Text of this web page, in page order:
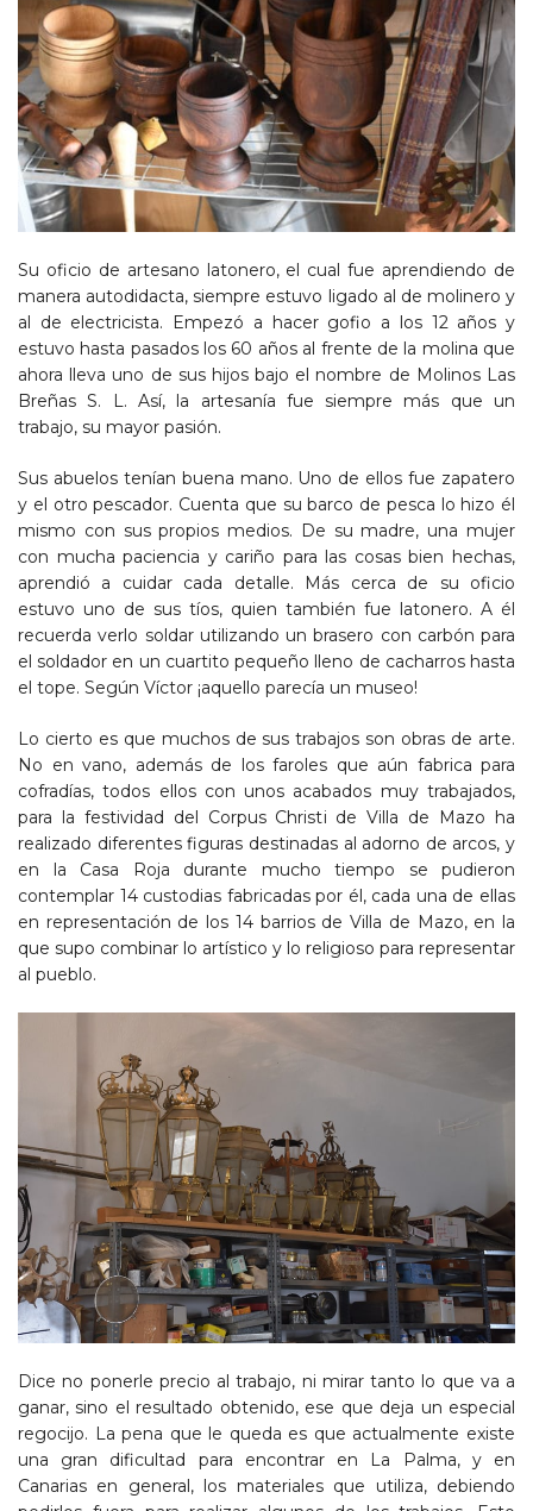
Su oficio de artesano latonero, el cual fue aprendiendo de
manera autodidacta, siempre estuvo ligado al de molinero y
al de electricista. Empezó a hacer gofio a los 12 años y
estuvo hasta pasados los 60 años al frente de la molina que
ahora lleva uno de sus hijos bajo el nombre de Molinos Las
Breñas S. L. Así, la artesanía fue siempre más que un
trabajo, su mayor pasión.
Sus abuelos tenían buena mano. Uno de ellos fue zapatero
y el otro pescador. Cuenta que su barco de pesca lo hizo él
mismo con sus propios medios. De su madre, una mujer
con mucha paciencia y cariño para las cosas bien hechas,
aprendió a cuidar cada detalle. Más cerca de su oficio
estuvo uno de sus tíos, quien también fue latonero. A él
recuerda verlo soldar utilizando un brasero con carbón para
el soldador en un cuartito pequeño lleno de cacharros hasta
el tope. Según Víctor ¡aquello parecía un museo!
Lo cierto es que muchos de sus trabajos son obras de arte.
No en vano, además de los faroles que aún fabrica para
cofradías, todos ellos con unos acabados muy trabajados,
para la festividad del Corpus Christi de Villa de Mazo ha
realizado diferentes figuras destinadas al adorno de arcos, y
en la Casa Roja durante mucho tiempo se pudieron
contemplar 14 custodias fabricadas por él, cada una de ellas
en representación de los 14 barrios de Villa de Mazo, en la
que supo combinar lo artístico y lo religioso para representar
al pueblo.
Dice no ponerle precio al trabajo, ni mirar tanto lo que va a
ganar, sino el resultado obtenido, ese que deja un especial
regocijo. La pena que le queda es que actualmente existe
una gran dificultad para encontrar en La Palma, y en
Canarias en general, los materiales que utiliza, debiendo